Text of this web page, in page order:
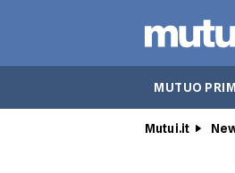
MUTUO
Mutui.it